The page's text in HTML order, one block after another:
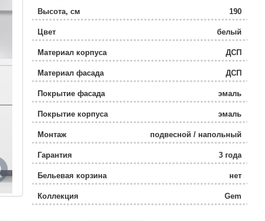
Высота, см 190
Цвет белый
Материал корпуса ДСП
Материал фасада ДСП
Покрытие фасада эмаль
Покрытие корпуса эмаль
Монтаж подвесной / напольный
Гарантия 3 года
Бельевая корзина нет
Коллекция Gem